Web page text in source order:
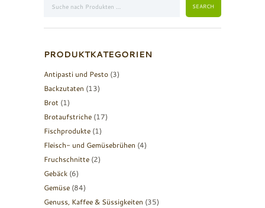
PRODUKTKATEGORIEN
Antipasti und Pesto (3)
Backzutaten (13)
Brot (1)
Brotaufstriche (17)
Fischprodukte (1)
Fleisch- und Gemüsebrühen (4)
Fruchschnitte (2)
Gebäck (6)
Gemüse (84)
Genuss, Kaffee & Süssigkeiten (35)